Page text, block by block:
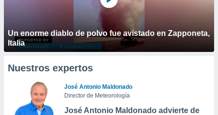
Un enorme diablo de polvo fue avistado en Zapponeta,
Italia
Nuestros expertos
José Antonio Maldonado
Director de Meteorología
José Antonio Maldonado advierte de